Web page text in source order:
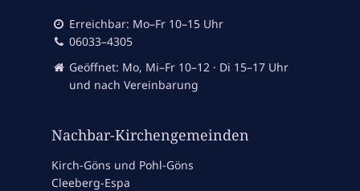
Erreichbar: Mo–Fr 10–15 Uhr
06033–4305
Geöffnet: Mo, Mi–Fr 10–12 · Di 15–17 Uhr
und nach Vereinbarung
Nachbar-Kirchengemeinden
Kirch-Göns und Pohl-Göns
Cleeberg-Espa